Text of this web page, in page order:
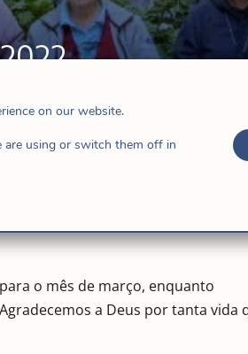
o mês de março, enquanto
a Deus por tanta vida
on our website.
are using or switch them off in